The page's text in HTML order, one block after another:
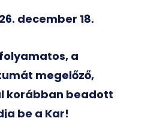
december 18.
a
megelőző,
korábban beadott
be a Kar!